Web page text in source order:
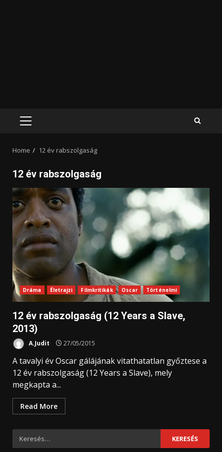
PRIMARY
Home 12 év rabszolgaság
12 év rabszolgaság
Dráma Életrajzi Filmkritikák Oscar Történelmi
12 év rabszolgaság (12 Years a Slave,
2013)
A.Judit 27/05/2015
A tavalyi év Oscar gálájának vitathatatlan győztese a
12 év rabszolgaság (12 Years a Slave), mely
megkapta a...
Read More
Keresés: